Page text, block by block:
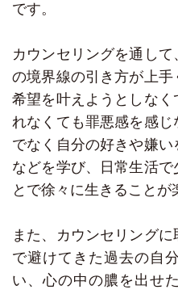
です。
カウンセリングを通し
の境界線の引き方が上
希望を叶えようとしな
れなくても罪悪感を感
でなく自分の好きや嫌
などを学び、日常生活
とで徐々に生きることが
また、カウンセリング
で避けてきた過去の自
い、心の中の膿を出せ